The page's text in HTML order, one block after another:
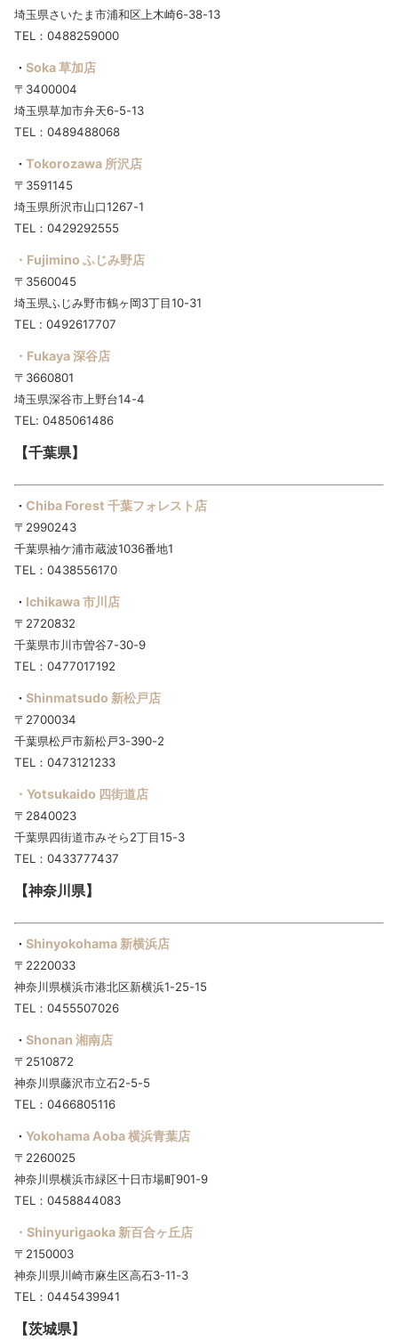
埼玉県さいたま市浦和区上木崎6-38-13
TEL：0488259000
・ Soka 草加店
〒3400004
埼玉県草加市弁天6-5-13
TEL：0489488068
・ Tokorozawa 所沢店
〒3591145
埼玉県所沢市山口1267-1
TEL：0429292555
・Fujimino ふじみ野店
〒3560045
埼玉県ふじみ野市鶴ヶ岡3丁目10-31
TEL : 0492617707
・Fukaya 深谷店
〒3660801
埼玉県深谷市上野台14-4
TEL: 0485061486
【千葉県】
・ Chiba Forest 千葉フォレスト店
〒2990243
千葉県袖ケ浦市蔵波1036番地1
TEL：0438556170
・ Ichikawa 市川店
〒2720832
千葉県市川市曽谷7-30-9
TEL：0477017192
・ Shinmatsudo 新松戸店
〒2700034
千葉県松戸市新松戸3-390-2
TEL：0473121233
・Yotsukaido 四街道店
〒2840023
千葉県四街道市みそら2丁目15-3
TEL：0433777437
【神奈川県】
・ Shinyokohama 新横浜店
〒2220033
神奈川県横浜市港北区新横浜1-25-15
TEL：0455507026
・ Shonan 湘南店
〒2510872
神奈川県藤沢市立石2-5-5
TEL：0466805116
・ Yokohama Aoba 横浜青葉店
〒2260025
神奈川県横浜市緑区十日市場町901-9
TEL：0458844083
・Shinyurigaoka 新百合ヶ丘店
〒2150003
神奈川県川崎市麻生区高石3-11-3
TEL：0445439941
【茨城県】